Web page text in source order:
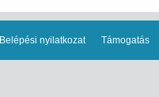
Belépési nyilatkozat Támogatás